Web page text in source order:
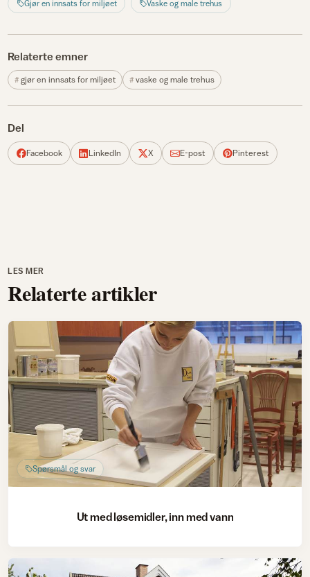
Gjør en innsats for miljøet Vaske og male trehus
Relaterte emner
gjør en innsats for miljøet vaske og male trehus
Del
Facebook LinkedIn X E-post Pinterest
LES MER
Relaterte artikler
Spørsmål og svar
Ut med løsemidler, inn med vann